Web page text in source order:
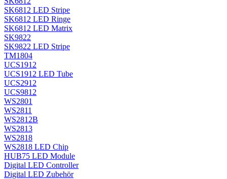
SK6812 LED Stripe
SK6812 LED Ringe
SK6812 LED Matrix
SK9822
SK9822 LED Stripe
TM1804
UCS1912
UCS1912 LED Tube
UCS2912
UCS9812
WS2801
WS2811
WS2812B
WS2813
WS2818
WS2818 LED Chip
HUB75 LED Module
Digital LED Controller
Digital LED Zubehör